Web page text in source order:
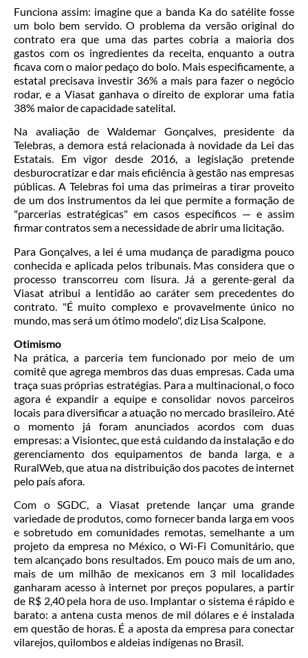
Funciona assim: imagine que a banda Ka do satélite fosse
um bolo bem servido. O problema da versão original do
contrato era que uma das partes cobria a maioria dos
gastos com os ingredientes da receita, enquanto a outra
ficava com o maior pedaço do bolo. Mais especificamente, a
estatal precisava investir 36% a mais para fazer o negócio
rodar, e a Viasat ganhava o direito de explorar uma fatia
38% maior de capacidade satelital.
Na avaliação de Waldemar Gonçalves, presidente da
Telebras, a demora está relacionada à novidade da Lei das
Estatais. Em vigor desde 2016, a legislação pretende
desburocratizar e dar mais eficiência à gestão nas empresas
públicas. A Telebras foi uma das primeiras a tirar proveito
de um dos instrumentos da lei que permite a formação de
"parcerias estratégicas" em casos específicos — e assim
firmar contratos sem a necessidade de abrir uma licitação.
Para Gonçalves, a lei é uma mudança de paradigma pouco
conhecida e aplicada pelos tribunais. Mas considera que o
processo transcorreu com lisura. Já a gerente-geral da
Viasat atribui a lentidão ao caráter sem precedentes do
contrato. "É muito complexo e provavelmente único no
mundo, mas será um ótimo modelo", diz Lisa Scalpone.
Otimismo
Na prática, a parceria tem funcionado por meio de um
comitê que agrega membros das duas empresas. Cada uma
traça suas próprias estratégias. Para a multinacional, o foco
agora é expandir a equipe e consolidar novos parceiros
locais para diversificar a atuação no mercado brasileiro. Até
o momento já foram anunciados acordos com duas
empresas: a Visiontec, que está cuidando da instalação e do
gerenciamento dos equipamentos de banda larga, e a
RuralWeb, que atua na distribuição dos pacotes de internet
pelo país afora.
Com o SGDC, a Viasat pretende lançar uma grande
variedade de produtos, como fornecer banda larga em voos
e sobretudo em comunidades remotas, semelhante a um
projeto da empresa no México, o Wi-Fi Comunitário, que
tem alcançado bons resultados. Em pouco mais de um ano,
mais de um milhão de mexicanos em 3 mil localidades
ganharam acesso à internet por preços populares, a partir
de R$ 2,40 pela hora de uso. Implantar o sistema é rápido e
barato: a antena custa menos de mil dólares e é instalada
em questão de horas. É a aposta da empresa para conectar
vilarejos, quilombos e aldeias indígenas no Brasil.